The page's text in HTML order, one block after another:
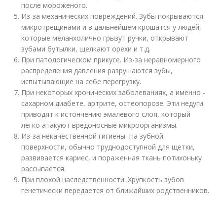
после мороженого.
Из-за механических повреждений. Зубы покрываются
микротрещинами и в дальнейшем крошатся у людей,
которые меланхолично грызут ручки, открывают
зубами бутылки, щелкают орехи и т.д.
При патологическом прикусе. Из-за неравномерного
распределения давления разрушаются зубы,
испытывающие на себе перегрузку.
При некоторых хронических заболеваниях, а именно -
сахарном диабете, артрите, остеопорозе. Эти недуги
приводят к истончению эмалевого слоя, который
легко атакуют вредоносные микроорганизмы.
Из-за некачественной гигиены. На зубной
поверхности, обычно труднодоступной для щетки,
развивается кариес, и пораженная ткань потихоньку
рассыпается.
При плохой наследственности. Хрупкость зубов
генетически передается от ближайших родственников.